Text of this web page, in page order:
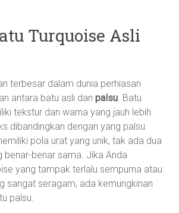
Turquoise Asli
terbesar dalam dunia perhiasan
antara batu asli danpalsu. Batu
tekstur dan warna yang jauh lebih
dibandingkan dengan yang palsu.
pola urat yang unik, tak ada dua
benar-benar sama. Jika Anda
yang tampak terlalu sempurna atau
sangat seragam, ada kemungkinan
palsu.